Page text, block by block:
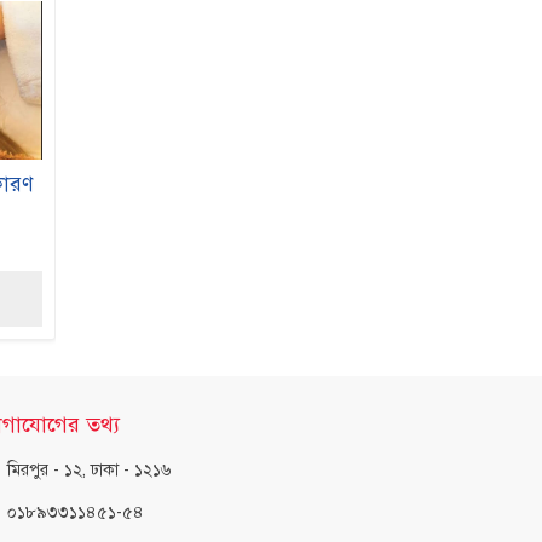
তথ্য
মিরপুর - ১২, ঢাকা - ১২১৬
০১৮৯৩৩১১৪৫১-৫৪